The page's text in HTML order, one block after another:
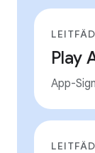
Play
App-